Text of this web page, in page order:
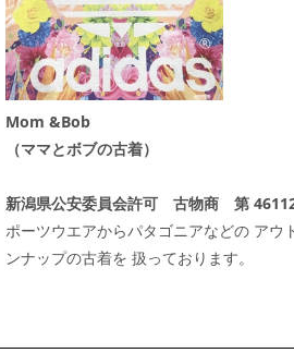
Mom &Bob
（ママとボブの古着）
新潟県公安委員会許可 古物商 第
ポーツウエアからパタゴニアなどの アウ
ンナップの古着を 扱っております。